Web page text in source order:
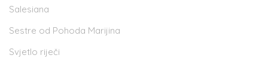
Salesiana
Sestre od Pohoda Marijina
Svjetlo riječi